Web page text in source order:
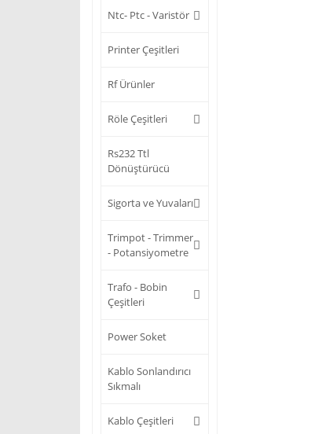
Ntc- Ptc - Varistör
Printer Çeşitleri
Rf Ürünler
Röle Çeşitleri
Rs232 Ttl
Dönüştürücü
Sigorta ve Yuvaları
Trimpot - Trimmer
- Potansiyometre
Trafo - Bobin
Çeşitleri
Power Soket
Kablo Sonlandırıcı
Sıkmalı
Kablo Çeşitleri